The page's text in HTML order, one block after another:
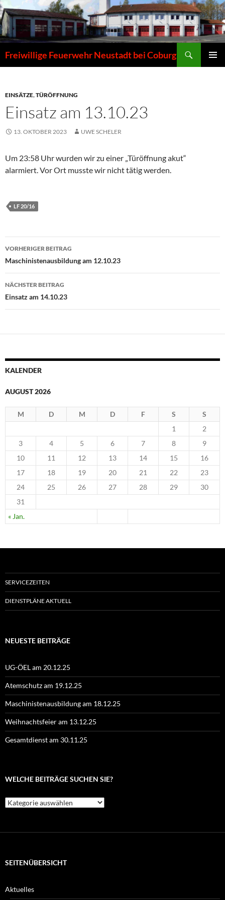
Zum
Inhalt
springen
Freiwillige Feuerwehr Neustadt bei Coburg
EINSÄTZE,TÜRÖFFNUNG
Einsatz am 13.10.23
13. OKTOBER 2023 UWE SCHELER
Um 23:58 Uhr wurden wir zu einer „Türöffnung akut“
alarmiert. Vor Ort musste wir nicht tätig werden.
LF 20/16
Beitragsnavigation
VORHERIGER BEITRAG
Maschinistenausbildung am 12.10.23
NÄCHSTER BEITRAG
Einsatz am 14.10.23
KALENDER
AUGUST 2026
M D M D F S S
« Jan.
1
2
3
4 5 6 7 8
9
10
11 12 13 14 15
16
17
18 19 20 21 22
23
24
25 26 27 28 29
30
31
SERVICEZEITEN
DIENSTPLÄNE AKTUELL
NEUESTE BEITRÄGE
UG-ÖEL am 20.12.25
Atemschutz am 19.12.25
Maschinistenausbildung am 18.12.25
Weihnachtsfeier am 13.12.25
Gesamtdienst am 30.11.25
WELCHE BEITRÄGE SUCHEN SIE?
Welche
Beiträge
SEITENÜBERSICHT
Aktuelles